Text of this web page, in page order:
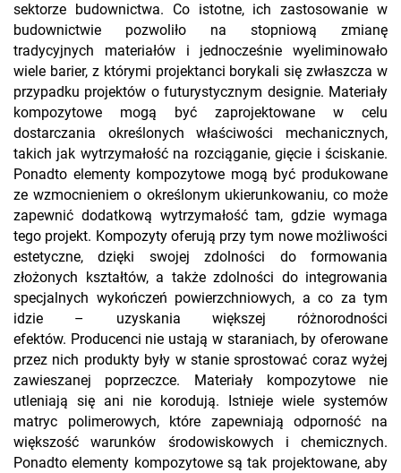
sektorze budownictwa. Co istotne, ich zastosowanie w
budownictwie pozwoliło na stopniową zmianę
tradycyjnych materiałów i jednocześnie wyeliminowało
wiele barier, z którymi projektanci borykali się zwłaszcza w
przypadku projektów o futurystycznym designie. Materiały
kompozytowe mogą być zaprojektowane w celu
dostarczania określonych właściwości mechanicznych,
takich jak wytrzymałość na rozciąganie, gięcie i ściskanie.
Ponadto elementy kompozytowe mogą być produkowane
ze wzmocnieniem o określonym ukierunkowaniu, co może
zapewnić dodatkową wytrzymałość tam, gdzie wymaga
tego projekt. Kompozyty oferują przy tym nowe możliwości
estetyczne, dzięki swojej zdolności do formowania
złożonych kształtów, a także zdolności do integrowania
specjalnych wykończeń powierzchniowych, a co za tym
idzie – uzyskania większej różnorodności
efektów. Producenci nie ustają w staraniach, by oferowane
przez nich produkty były w stanie sprostować coraz wyżej
zawieszanej poprzeczce. Materiały kompozytowe nie
utleniają się ani nie korodują. Istnieje wiele systemów
matryc polimerowych, które zapewniają odporność na
większość warunków środowiskowych i chemicznych.
Ponadto elementy kompozytowe są tak projektowane, aby